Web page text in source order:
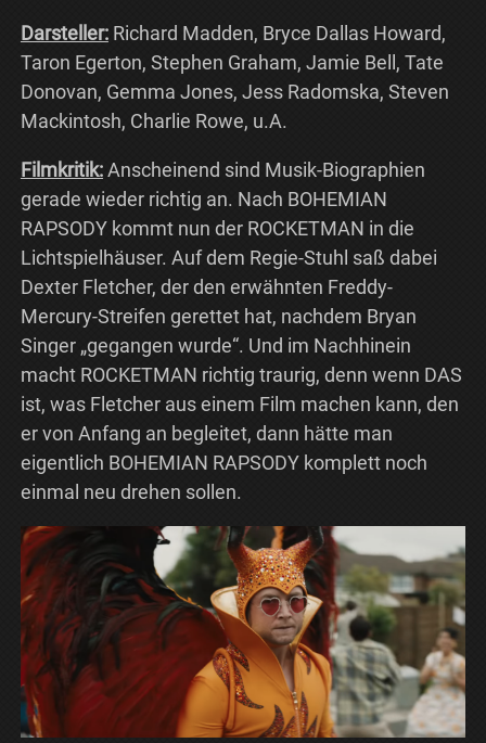
Darsteller:Richard Madden, Bryce Dallas Howard,
Taron Egerton, Stephen Graham, Jamie Bell, Tate
Donovan, Gemma Jones, Jess Radomska, Steven
Mackintosh, Charlie Rowe, u.A.
Filmkritik:Anscheinend sind Musik-Biographien
gerade wieder richtig an. Nach BOHEMIAN
RAPSODY kommt nun der ROCKETMAN in die
Lichtspielhäuser. Auf dem Regie-Stuhl saß dabei
Dexter Fletcher, der den erwähnten Freddy-
Mercury-Streifen gerettet hat, nachdem Bryan
Singer „gegangen wurde“. Und im Nachhinein
macht ROCKETMAN richtig traurig, denn wenn DAS
ist, was Fletcher aus einem Film machen kann, den
er von Anfang an begleitet, dann hätte man
eigentlich BOHEMIAN RAPSODY komplett noch
einmal neu drehen sollen.